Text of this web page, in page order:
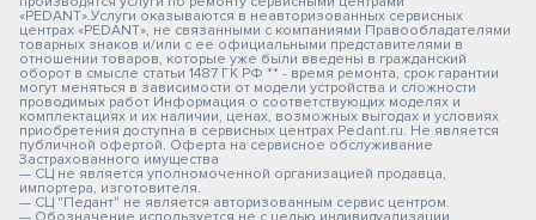
«PEDANT».Услуги оказываются в неавторизованных сервисных
центрах «PEDANT», не связанными с компаниями Правообладателями
товарных знаков и/или с ее официальными представителями в
отношении товаров, которые уже были введены в гражданский
оборот в смысле статьи 1487 ГК РФ ** - время ремонта, срок гарантии
могут меняться в зависимости от модели устройства и сложности
проводимых работ Информация о соответствующих моделях и
комплектациях и их наличии, ценах, возможных выгодах и условиях
приобретения доступна в сервисных центрах Pedant.ru. Не является
публичной офертой. Оферта на сервисное обслуживание
Застрахованного имущества
— СЦ не является уполномоченной организацией продавца,
импортера, изготовителя.
— СЦ "Педант" не является авторизованным сервис центром.